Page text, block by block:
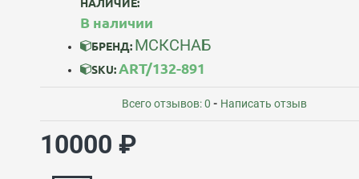
В наличии
БРЕНД: МСКСНАБ
SKU:ART/132-891
Всего отзывов: 0 - Написать отзыв
10000 ₽